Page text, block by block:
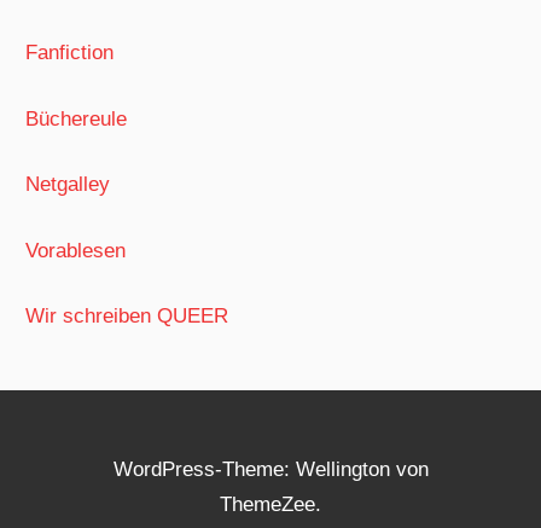
Fanfiction
Büchereule
Netgalley
Vorablesen
Wir schreiben QUEER
WordPress-Theme: Wellington von
ThemeZee.